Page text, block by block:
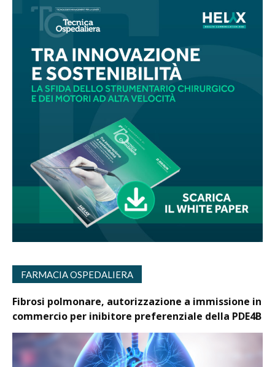
FARMACIA OSPEDALIERA
Fibrosi polmonare, autorizzazione a immissione in
commercio per inibitore preferenziale della PDE4B